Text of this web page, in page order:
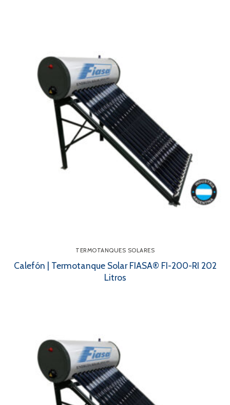
TERMOTANQUES SOLARES
Calefón | Termotanque Solar FIASA® FI-200-RI 202
Litros